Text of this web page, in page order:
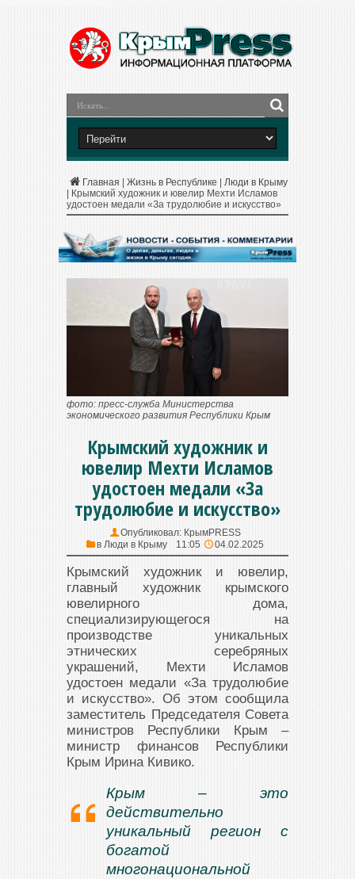
Главная Жизнь в Республике
Люди в Крыму
Крымский художник и ювелир Мехти Исламов
удостоен медали «За трудолюбие и искусство»
фото: пресс-служба Министерства
экономического развития Республики Крым
Крымский художник и
ювелир Мехти Исламов
удостоен медали «За
трудолюбие и искусство»
Опубликовал: КрымPRESS
в Люди в Крыму 11:05 04.02.2025
Крымский художник и ювелир,
главный художник крымского
ювелирного дома,
специализирующегося на
производстве уникальных
этнических серебряных
украшений, Мехти Исламов
удостоен медали «За трудолюбие
и искусство». Об этом сообщила
заместитель Председателя Совета
министров Республики Крым –
министр финансов Республики
Крым Ирина Кивико.
Крым – это
действительно
уникальный регион с
богатой
многонациональной